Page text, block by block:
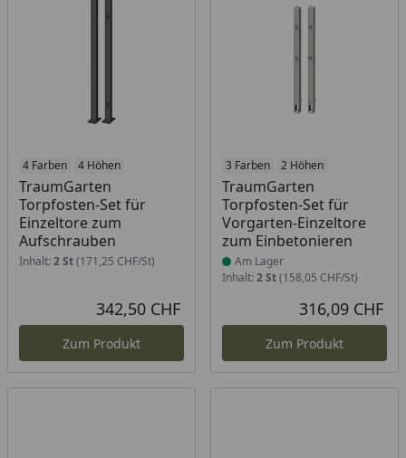
4 Farben 4 Höhen
TraumGarten
Torpfosten-Set für
Einzeltore zum
Aufschrauben
Inhalt: 2 St(171,25 CHF/St)
342,50 CHF
Zum Produkt
3 Farben 2 Höhen
TraumGarten
Torpfosten-Set für
Vorgarten-Einzeltore
zum Einbetonieren
Produkt am Lager
Am Lager
Inhalt: 2 St(158,05 CHF/St)
316,09 CHF
Zum Produkt